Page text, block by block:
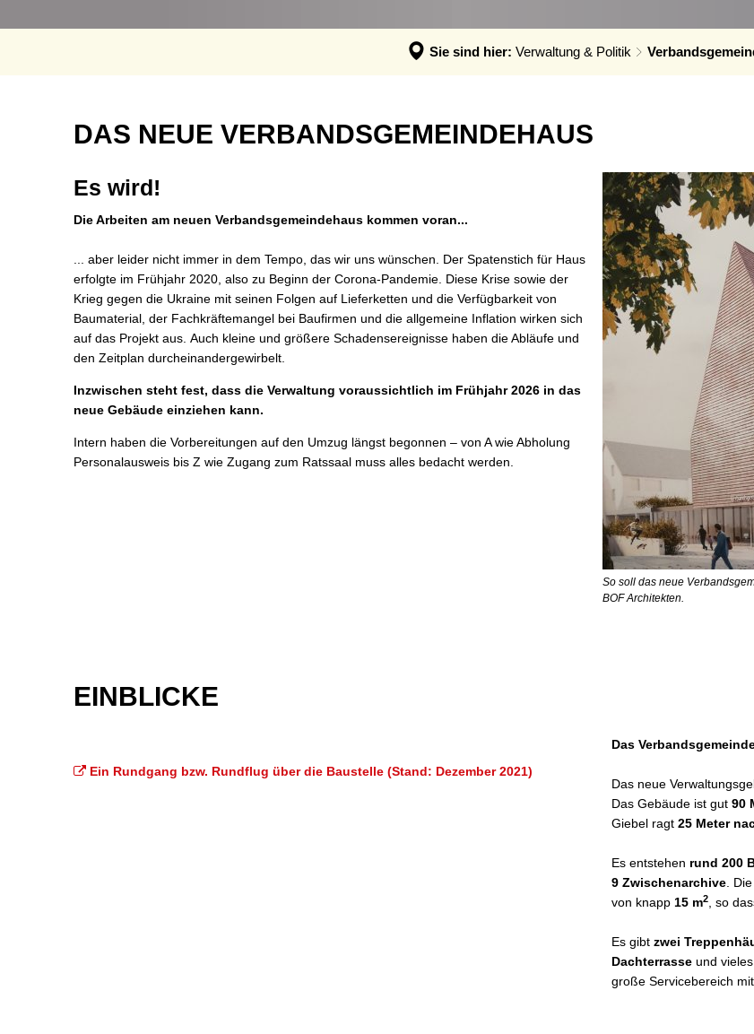
Standesamt
Mobilität
Sie sind hier: Verwaltung & Politik
Verbandsgemeindehaus
DAS NEUE VERBANDSGEMEINDEHAUS
So soll das neue
BOF Architekten.
Es wird!
Die Arbeiten am neuen Verbandsgemeindehaus kommen voran...
... aber leider nicht immer in dem Tempo, das wir uns wünschen. Der Spatenstich für Haus
erfolgte im Frühjahr 2020, also zu Beginn der Corona-Pandemie. Diese Krise sowie der
Krieg gegen die Ukraine mit seinen Folgen auf Lieferketten und die Verfügbarkeit von
Baumaterial, der Fachkräftemangel bei Baufirmen und die allgemeine Inflation wirken sich
auf das Projekt aus. Auch kleine und größere Schadensereignisse haben die Abläufe und
den Zeitplan durcheinandergewirbelt.
Inzwischen steht fest, dass die Verwaltung voraussichtlich im Frühjahr 2026 in das
neue Gebäude einziehen kann.
Intern haben die Vorbereitungen auf den Umzug längst begonnen – von A wie Abholung
Personalausweis bis Z wie Zugang zum Ratssaal muss alles bedacht werden.
EINBLICKE
Ein Rundgang bzw. Rundflug über die Baustelle (Stand: Dezember 2021)
Das
Das neue
Das Gebäude ist gut 90
Giebel ragt 25 Meter
Es entstehen rund 200
9 Zwischenarchive .
von knapp 15 m2 , so
Es gibt zwei
Dachterrasse und
große Servicebereich